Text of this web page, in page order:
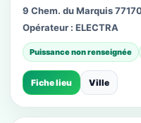
9 Chem. du Marquis
Opérateur : ELECTRA
Puissance non renseignée
Fiche lieu Ville